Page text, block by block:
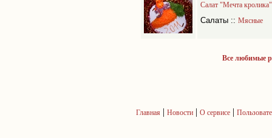
Салат "Мечта кролика"
Салаты :: Мясные
Все любимые
Главная | Новости| О сервисе|